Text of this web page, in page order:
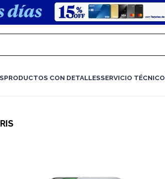
PRODUCTOS CON DETALLESSERVICIO TÉCNICO